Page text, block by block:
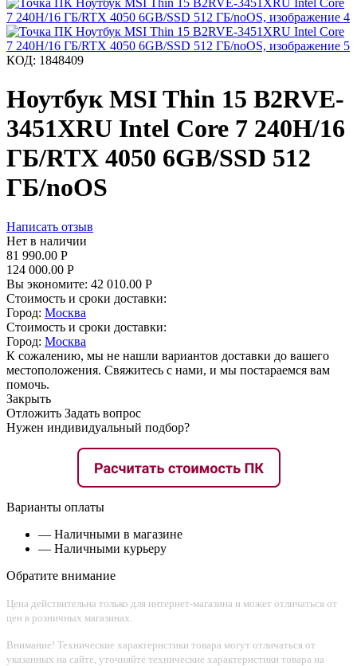
КОД: 1848409
Ноутбук MSI Thin 15 B2RVE-
3451XRU Intel Core 7 240H/16
ГБ/RTX 4050 6GB/SSD 512
ГБ/noOS
Написать отзыв
Нет в наличии
81 990.00 Р
124 000.00 Р
Вы экономите: 42 010.00 Р
Стоимость и сроки доставки:
Город: Москва
Стоимость и сроки доставки:
Город: Москва
К сожалению, мы не нашли вариантов доставки до вашего
местоположения. Свяжитесь с нами, и мы постараемся вам
помочь.
Закрыть
Отложить Задать вопрос
Нужен индивидуальный подбор?
Варианты оплаты
— Наличными в магазине
— Наличными курьеру
Обратите внимание
Цена действительна только для интернет-магазина и может отличаться от
цен в розничных магазинах.
Внимание! Технические характеристики товара могут отличаться от
указанных на сайте, уточняйте технические характеристики товара на